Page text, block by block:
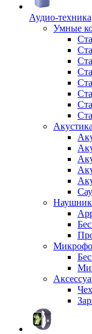
Аудио-техника
Умные
Акустика